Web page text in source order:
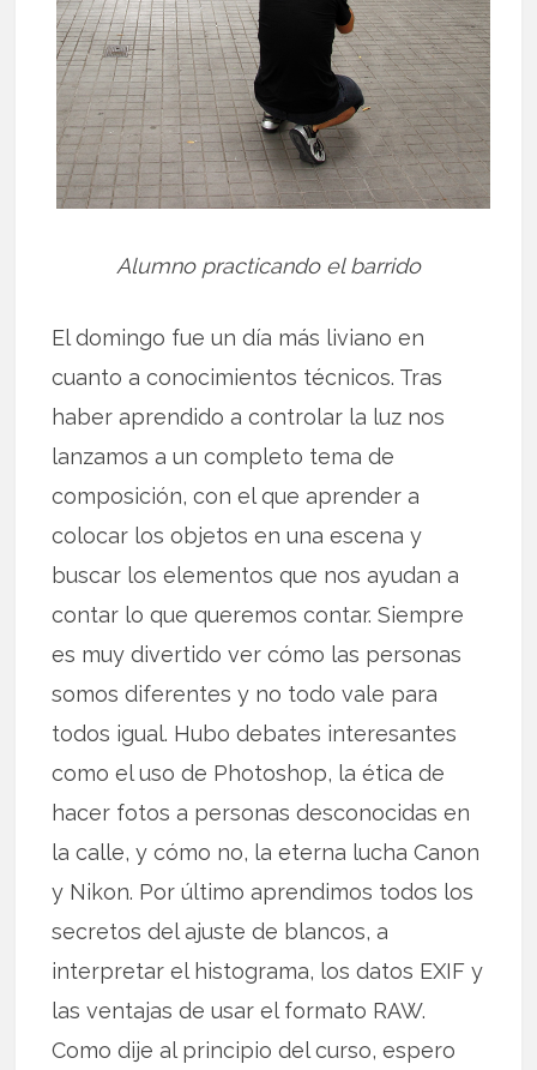
Alumno practicando el barrido
El domingo fue un día más liviano en
cuanto a conocimientos técnicos. Tras
haber aprendido a controlar la luz nos
lanzamos a un completo tema de
composición, con el que aprender a
colocar los objetos en una escena y
buscar los elementos que nos ayudan a
contar lo que queremos contar. Siempre
es muy divertido ver cómo las personas
somos diferentes y no todo vale para
todos igual. Hubo debates interesantes
como el uso de Photoshop, la ética de
hacer fotos a personas desconocidas en
la calle, y cómo no, la eterna lucha Canon
y Nikon. Por último aprendimos todos los
secretos del ajuste de blancos, a
interpretar el histograma, los datos EXIF y
las ventajas de usar el formato RAW.
Como dije al principio del curso, espero